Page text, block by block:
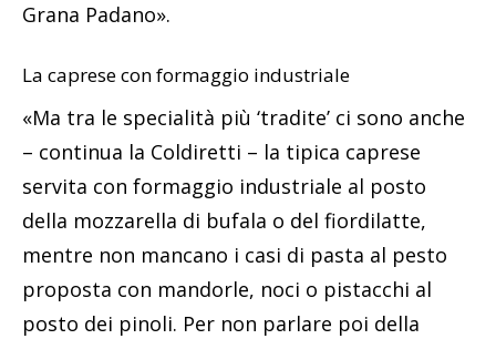
Grana Padano».
La caprese con formaggio industriale
«Ma tra le specialità più ‘tradite’ ci sono anche
– continua la Coldiretti – la tipica caprese
servita con formaggio industriale al posto
della mozzarella di bufala o del fiordilatte,
mentre non mancano i casi di pasta al pesto
proposta con mandorle, noci o pistacchi al
posto dei pinoli. Per non parlare poi della